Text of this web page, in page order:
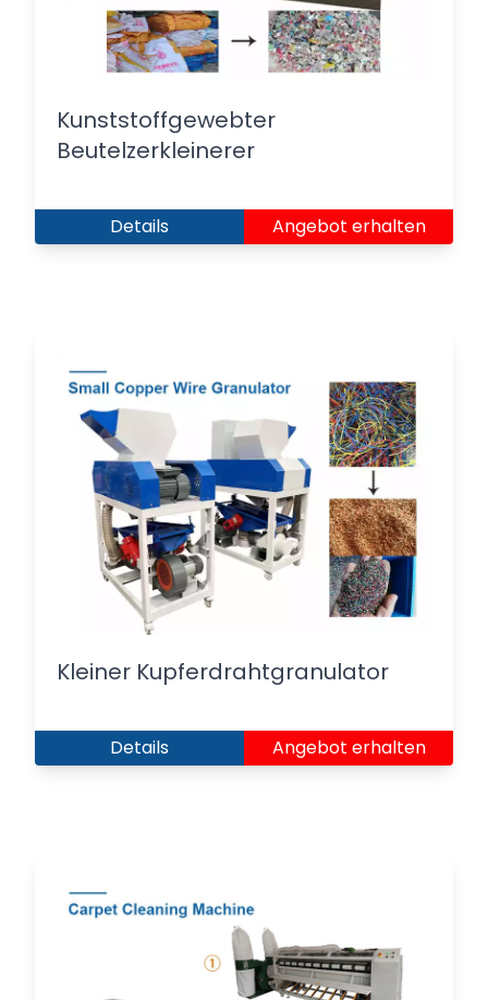
Kunststoffgewebter
Beutelzerkleinerer
Details Angebot erhalten
Kleiner Kupferdrahtgranulator
Details Angebot erhalten